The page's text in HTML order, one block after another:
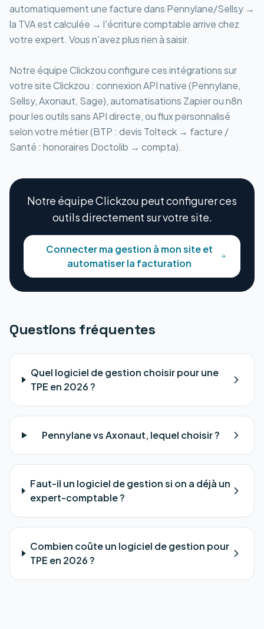
automatiquement une facture dans Pennylane/Sellsy →
la TVA est calculée → l'écriture comptable arrive chez
votre expert. Vous n'avez plus rien à saisir.
Notre équipe Clickzou configure ces intégrations sur
votre site Clickzou : connexion API native (Pennylane,
Sellsy, Axonaut, Sage), automatisations Zapier ou n8n
pour les outils sans API directe, ou flux personnalisé
selon votre métier (BTP : devis Tolteck → facture /
Santé : honoraires Doctolib → compta).
Notre équipe Clickzou peut configurer ces
outils directement sur votre site.
Connecter ma gestion à mon site et
automatiser la facturation
Questions fréquentes
Quel logiciel de gestion choisir pour une
TPE en 2026 ?
Pennylane vs Axonaut, lequel choisir ?
Faut-il un logiciel de gestion si on a déjà un
expert-comptable ?
Combien coûte un logiciel de gestion pour
TPE en 2026 ?